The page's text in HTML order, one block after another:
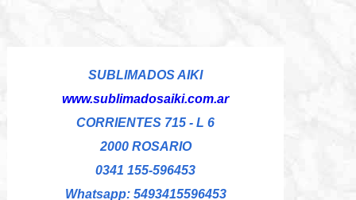
SUBLIMADOS AIKI
www.sublimadosaiki.com.ar
CORRIENTES 715 - L 6
2000 ROSARIO
0341 155-596453
Whatsapp: 5493415596453